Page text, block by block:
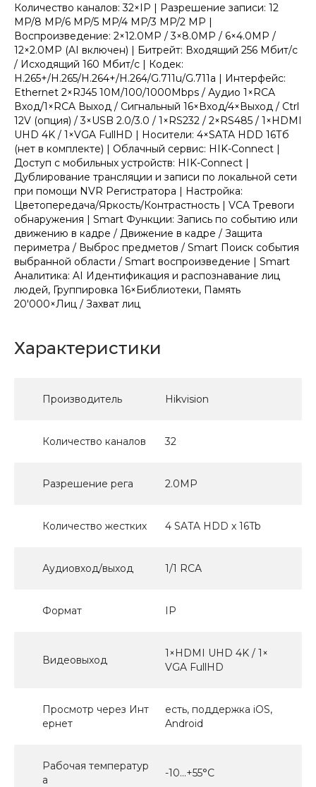
Количество каналов: 32×IP | Разрешение записи: 12
MP/8 MP/6 MP/5 MP/4 MP/3 MP/2 MP |
Воспроизведение: 2×12.0MP / 3×8.0MP / 6×4.0MP /
12×2.0MP (AI включен) | Битрейт: Входящий 256 Мбит/с
/ Исходящий 160 Мбит/с | Кодек:
H.265+/H.265/H.264+/H.264/G.711u/G.711a | Интерфейс:
Ethernet 2×RJ45 10M/100/1000Mbps / Аудио 1×RCA
Вход/1×RCA Выход / Сигнальный 16×Вход/4×Выход / Ctrl
12V (опция) / 3×USB 2.0/3.0 / 1×RS232 / 2×RS485 / 1×HDMI
UHD 4K / 1×VGA FullHD | Носители: 4×SATA HDD 16Тб
(нет в комплекте) | Облачный сервис: HIK-Connect |
Доступ с мобильных устройств: HIK-Connect |
Дублирование трансляции и записи по локальной сети
при помощи NVR Регистратора | Настройка:
Цветопередача/Яркость/Контрастность | VCA Тревоги
обнаружения | Smart Функции: Запись по событию или
движению в кадре / Движение в кадре / Защита
периметра / Выброс предметов / Smart Поиск события
выбранной области / Smart воспроизведение | Smart
Аналитика: AI Идентификация и распознавание лиц
людей, Группировка 16×Библиотеки, Память
20'000×Лиц / Захват лиц
Характеристики
Производитель Hikvision
Количество каналов 32
Разрешение рега 2.0MP
Количество жестких 4 SATA HDD x 16Tb
Аудиовход/выход 1/1 RCA
Формат IP
Видеовыход
1×HDMI UHD 4K / 1×
VGA FullHD
Просмотр через Инт
ернет
есть, поддержка iOS,
Android
Рабочая температур
а
-10...+55°С